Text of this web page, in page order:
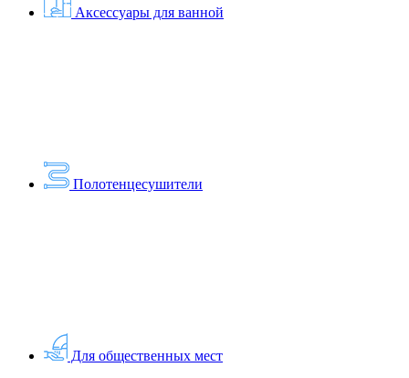
Аксессуары для ванной
Полотенцесушители
Для общественных мест